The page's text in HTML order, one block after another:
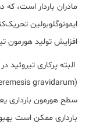
مادران باردار است، که
افزایش تولید هورمون
البته پرکاری تیروئید
بارداری ممکن است